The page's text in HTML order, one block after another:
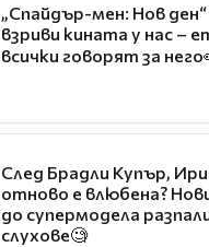
„Спайдър-мен: Нов
взриви кината у нас –
всички говорят за
След Брадли Купър,
отново е влюбена?
до супермодела
слухове🧐